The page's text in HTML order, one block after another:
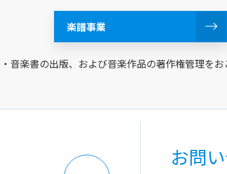
楽譜事業
音楽書の出版、および音楽作品の著作権管理をお
お問